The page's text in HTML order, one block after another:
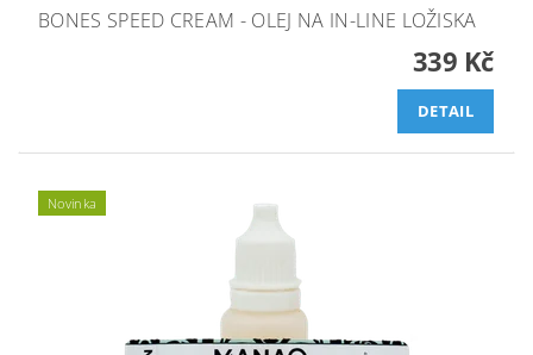
BONES SPEED CREAM - OLEJ NA IN-LINE LOŽISKA
339 Kč
DETAIL
Novinka